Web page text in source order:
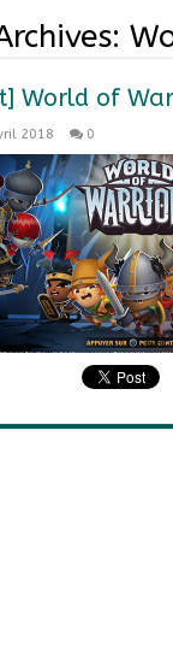
World of
2018 0